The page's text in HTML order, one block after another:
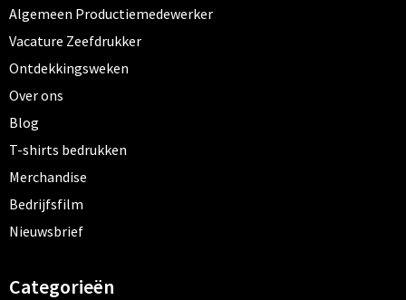
Algemeen Productiemedewerker
Vacature Zeefdrukker
Ontdekkingsweken
Over ons
Blog
T-shirts bedrukken
Merchandise
Bedrijfsfilm
Nieuwsbrief
Categorieën